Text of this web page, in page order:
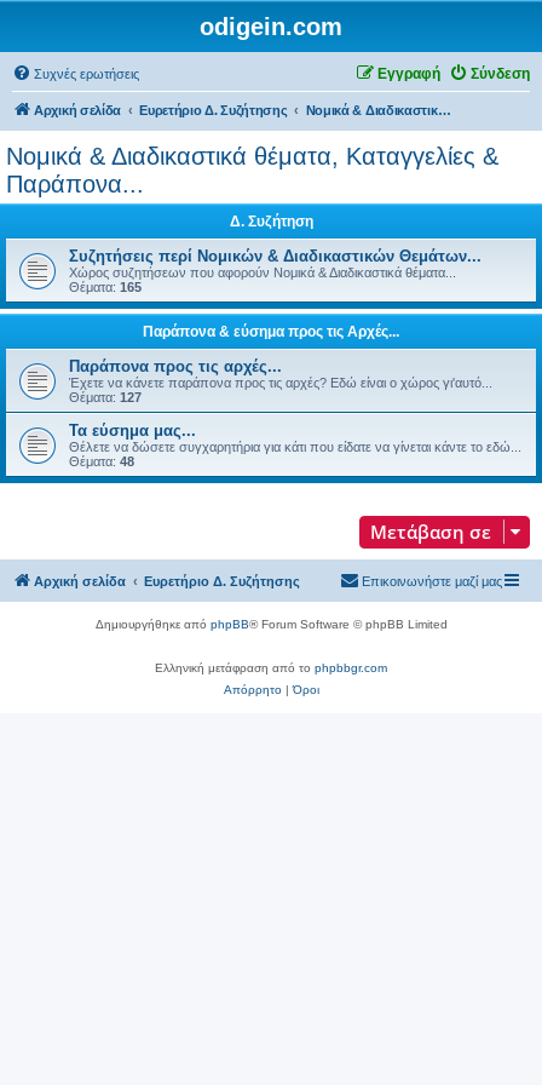
odigein.com
Συχνές ερωτήσεις Σύνδεση
Εγγραφή
Αρχική σελίδα Ευρετήριο Δ. Συζήτησης Νομικά & Διαδικαστικά θέματα, Καταγγελίες & Παράπονα...
Νομικά & Διαδικαστικά θέματα, Καταγγελίες &
Παράπονα...
Δ. Συζήτηση
Συζητήσεις περί Νομικών & Διαδικαστικών Θεμάτων...
Χώρος συζητήσεων που αφορούν Νομικά & Διαδικαστικά θέματα...
Θέματα: 165
Παράπονα & εύσημα προς τις Αρχές...
Παράπονα προς τις αρχές...
Έχετε να κάνετε παράπονα προς τις αρχές? Εδώ είναι ο χώρος γι'αυτό...
Θέματα: 127
Τα εύσημα μας...
Θέλετε να δώσετε συγχαρητήρια για κάτι που είδατε να γίνεται κάντε το εδώ...
Θέματα: 48
Μετάβαση σε
Αρχική σελίδα Ευρετήριο Δ. Συζήτησης Επικοινωνήστε μαζί μας
Δημιουργήθηκε από phpBB® Forum Software © phpBB Limited
Ελληνική μετάφραση από το phpbbgr.com
Απόρρητο|Όροι